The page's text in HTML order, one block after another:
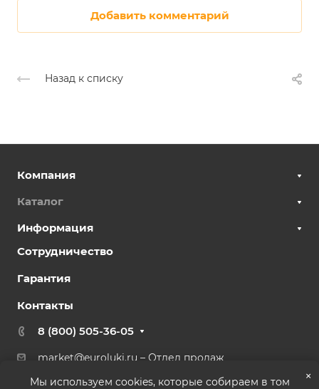
Добавить комментарий
Назад к списку
Компания
Каталог
Информация
Сотрудничество
Гарантия
Контакты
8 (800) 505-36-05
market@euroluki.ru – Отдел продаж
×
Мы используем cookies, которые собираем в том